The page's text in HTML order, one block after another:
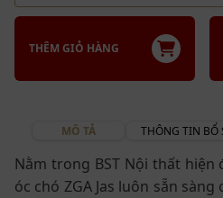
THÊM GIỎ HÀNG
MÔ TẢ THÔNG TIN BỔ
Nằm trong BST Nội thất hiện
óc chó ZGA Jas luôn sẵn